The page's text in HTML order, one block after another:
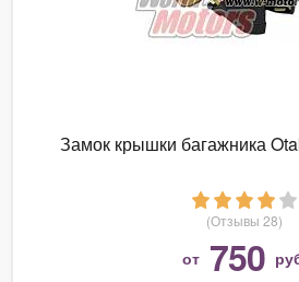
Замок крышки багажника
(Отзывы 28)
от 750